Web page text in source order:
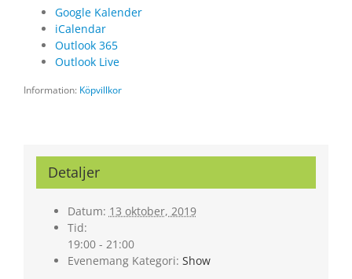
Google Kalender
iCalendar
Outlook 365
Outlook Live
Information: Köpvillkor
Detaljer
Datum: 13 oktober, 2019
Tid:
19:00 - 21:00
Evenemang Kategori: Show